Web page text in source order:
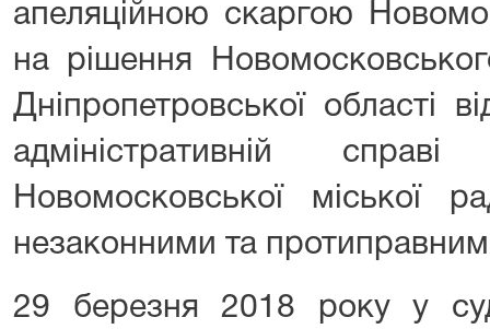
апеляційною скаргою
на рішення
Дніпропетровської області
адміністративній
Новомосковської міської
незаконними та
29 березня 2018 року у